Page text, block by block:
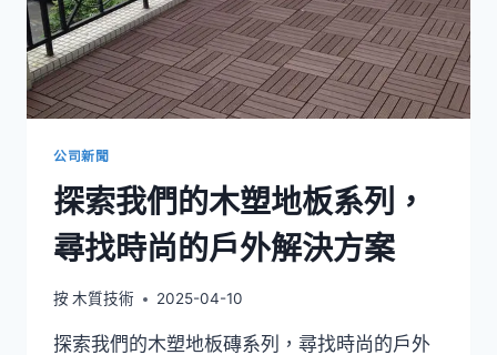
項
提
升
您
的
質
公司新聞
探索我們的木塑地板系列，
尋找時尚的戶外解決方案
按 木質技術 2025-04-10
探索我們的木塑地板磚系列，尋找時尚的戶外